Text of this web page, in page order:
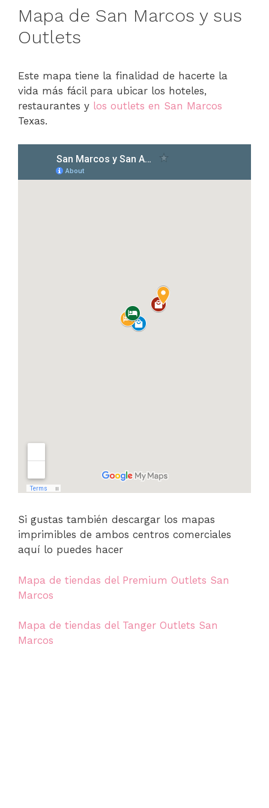
Mapa de San Marcos y sus
Outlets
Este mapa tiene la finalidad de hacerte la
vida más fácil para ubicar los hoteles,
restaurantes y los outlets en San Marcos
Texas.
Si gustas también descargar los mapas
imprimibles de ambos centros comerciales
aquí lo puedes hacer
Mapa de tiendas del Premium Outlets San
Marcos
Mapa de tiendas del Tanger Outlets San
Marcos